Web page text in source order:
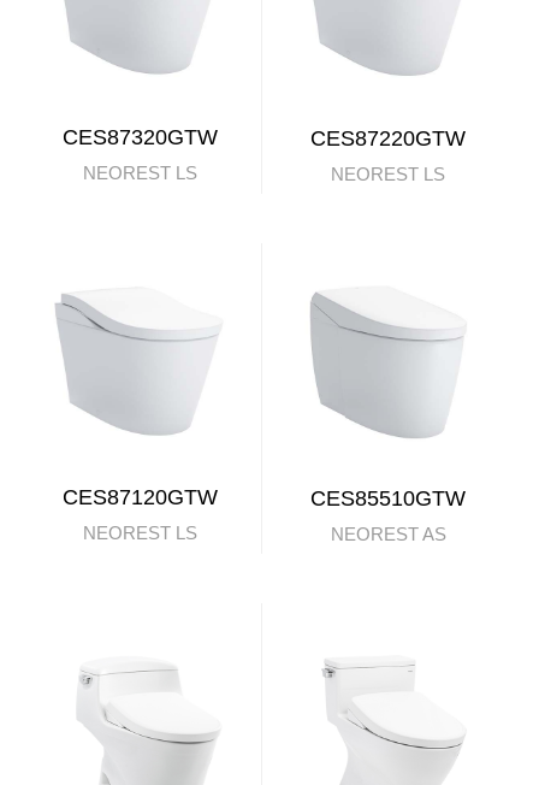
CES87320GTW
NEOREST LS
CES87220GTW
NEOREST LS
CES87120GTW
NEOREST LS
CES85510GTW
NEOREST AS